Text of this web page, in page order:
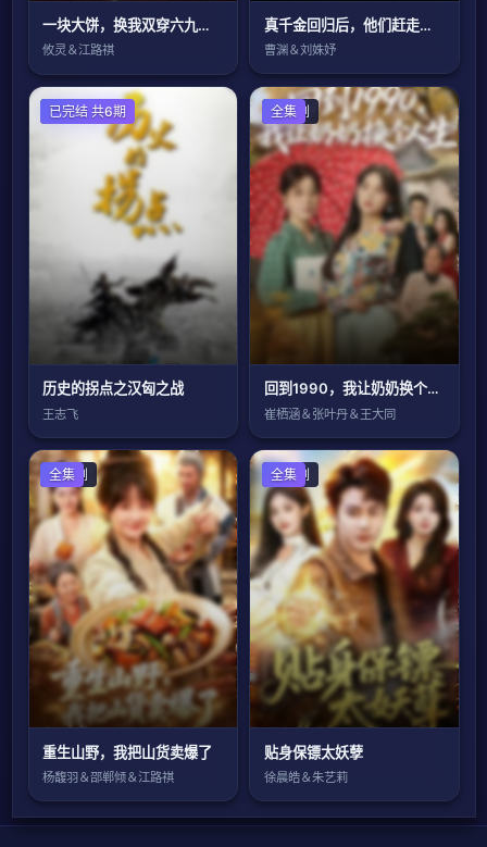
一块大饼，换我双穿六九暴富
攸灵＆江路祺
真千金回归后，他们赶走了我这个真财神
曹渊＆刘姝妤
国产剧
已完结 共6期
历史的拐点之汉匈之战
王志飞
国产剧
全集
回到1990，我让奶奶换个人生
崔栖涵＆张叶丹＆王大同
国产剧
全集
重生山野，我把山货卖爆了
杨馥羽＆邵郸倾＆江路祺
国产剧
全集
贴身保镖太妖孽
徐晨皓＆朱艺莉